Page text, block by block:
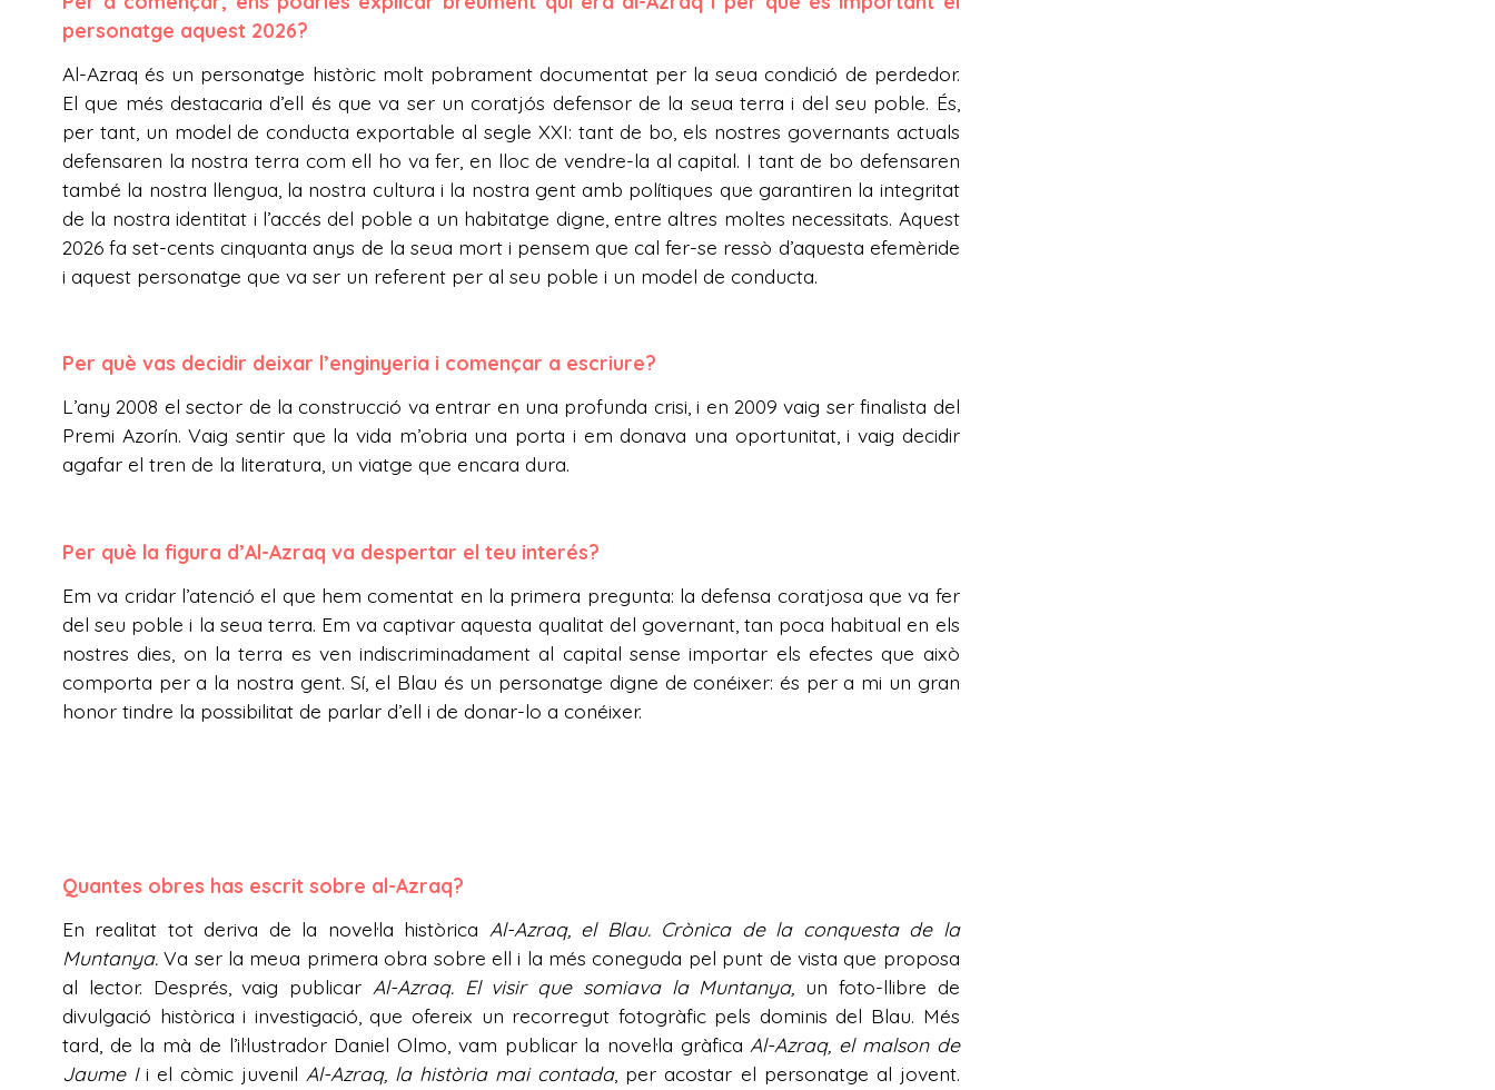
personatge aquest 2026?
Al-Azraq és un personatge històric molt pobrament documentat per la seua condició de perdedor.
El que més destacaria d’ell és que va ser un coratjós defensor de la seua terra i del seu poble. És,
per tant, un model de conducta exportable al segle XXI: tant de bo, els nostres governants actuals
defensaren la nostra terra com ell ho va fer, en lloc de vendre-la al capital. I tant de bo defensaren
també la nostra llengua, la nostra cultura i la nostra gent amb polítiques que garantiren la integritat
de la nostra identitat i l’accés del poble a un habitatge digne, entre altres moltes necessitats. Aquest
2026 fa set-cents cinquanta anys de la seua mort i pensem que cal fer-se ressò d’aquesta efemèride
i aquest personatge que va ser un referent per al seu poble i un model de conducta.
Per què vas decidir deixar l’enginyeria i començar a escriure?
L’any 2008 el sector de la construcció va entrar en una profunda crisi, i en 2009 vaig ser finalista del
Premi Azorín. Vaig sentir que la vida m’obria una porta i em donava una oportunitat, i vaig decidir
agafar el tren de la literatura, un viatge que encara dura.
Per què la figura d’Al-Azraq va despertar el teu interés?
Em va cridar l’atenció el que hem comentat en la primera pregunta: la defensa coratjosa que va fer
del seu poble i la seua terra. Em va captivar aquesta qualitat del governant, tan poca habitual en els
nostres dies, on la terra es ven indiscriminadament al capital sense importar els efectes que això
comporta per a la nostra gent. Sí, el Blau és un personatge digne de conéixer: és per a mi un gran
honor tindre la possibilitat de parlar d’ell i de donar-lo a conéixer.
Quantes obres has escrit sobre al-Azraq?
En realitat tot deriva de la novel·la històrica Al-Azraq, el Blau. Crònica de la conquesta de la
Muntanya.Va ser la meua primera obra sobre ell i la més coneguda pel punt de vista que proposa
al lector. Després, vaig publicar Al-Azraq. El visir que somiava la Muntanya, un foto-llibre de
divulgació històrica i investigació, que ofereix un recorregut fotogràfic pels dominis del Blau. Més
tard, de la mà de l’il·lustrador Daniel Olmo, vam publicar la novel·la gràfica Al-Azraq, el malson de
Jaume Ii el còmic juvenil Al-Azraq, la història mai contada, per acostar el personatge al jovent.